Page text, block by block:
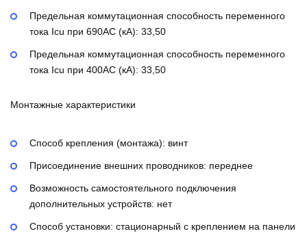
Предельная коммутационная способность переменного
тока Icu при 690AC (кА): 33,50
Предельная коммутационная способность переменного
тока Icu при 400АС (кА): 33,50
Монтажные характеристики
Способ крепления (монтажа): винт
Присоединение внешних проводников: переднее
Возможность самостоятельного подключения
дополнительных устройств: нет
Способ установки: стационарный с креплением на панели